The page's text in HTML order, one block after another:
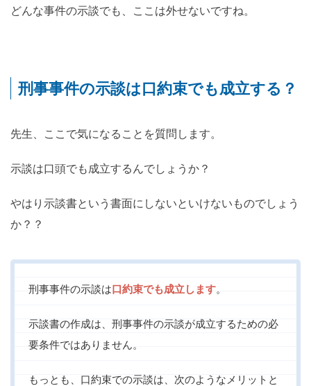
どんな事件の示談でも、ここは外せないですね。
刑事事件の示談は口約束でも成立する？
先生、ここで気になることを質問します。
示談は口頭でも成立するんでしょうか？
やはり示談書という書面にしないといけないものでしょう
か？？
刑事事件の示談は口約束でも成立します。
示談書の作成は、刑事事件の示談が成立するための必
要条件ではありません。
もっとも、口約束での示談は、次のようなメリットと